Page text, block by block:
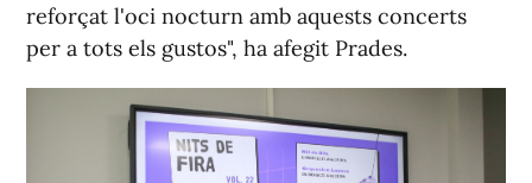
reforçat l'oci nocturn amb aquests concerts
per a tots els gustos", ha afegit Prades.